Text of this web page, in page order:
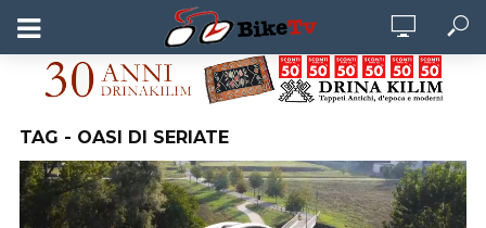
TAG - OASI DI SERIATE